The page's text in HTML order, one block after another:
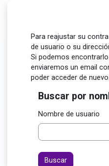
Para reajustar su
de usuario o su
Si podemos
enviaremos un email
poder acceder de nuevo.
Buscar por
Buscar por
Nombre de usuario